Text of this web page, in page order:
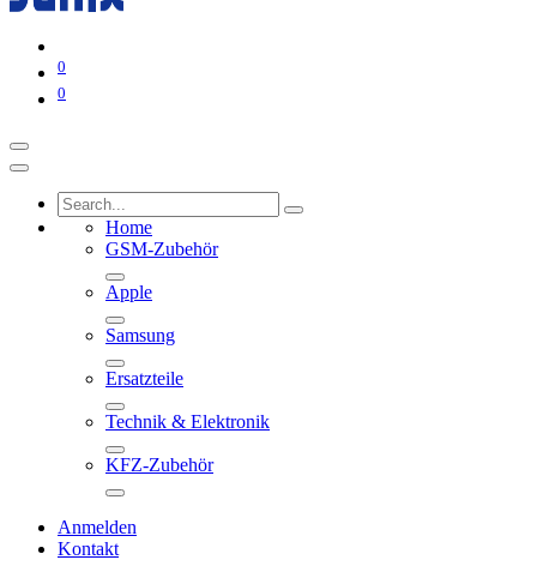
0
0
Home
GSM-Zubehör
Apple
Samsung
Ersatzteile
Technik & Elektronik
KFZ-Zubehör
Anmelden
Kontakt